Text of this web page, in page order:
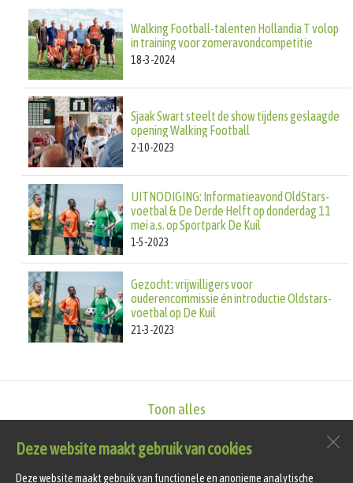
Deze website maakt gebruik van cookies
Deze website maakt gebruik van functionele en anonieme analytische
Walking Football-talenten Hollandia T volop
in training voor zomeravondcompetitie
18-3-2024
Sjaak Swart steelt de show tijdens geslaagde
opening Walking Football
2-10-2023
UITNODIGING: Informatieavond OldStars-
voetbal & De Derde Helft op donderdag 11
mei a.s. op Sportpark De Kuil
1-5-2023
Gezocht: vrijwilligers voor
ouderencommissie én introductie Oldstars-
voetbal op De Kuil
21-3-2023
Toon alles
Sportlaan 4